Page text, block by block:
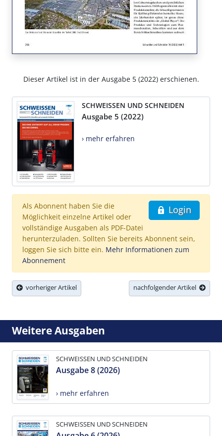
Dieser Artikel ist in der Ausgabe 5 (2022) erschienen.
SCHWEISSEN UND SCHNEIDEN
Ausgabe 5 (2022)
› mehr erfahren
Login
Als Abonnent haben Sie die
Möglichkeit einzelne Artikel oder
vollständige Ausgaben als PDF-Datei
herunterzuladen. Sollten Sie bereits Abonnent sein,
loggen Sie sich bitte ein. Mehr Informationen zum
Abonnement
vorheriger Artikel nachfolgender Artikel
Weitere Ausgaben
SCHWEISSEN UND SCHNEIDEN
Ausgabe 8 (2026)
› mehr erfahren
SCHWEISSEN UND SCHNEIDEN